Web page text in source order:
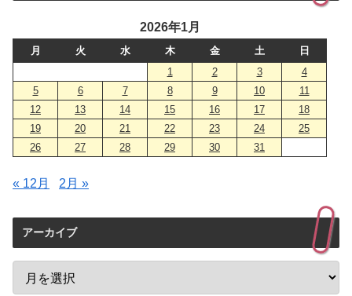
2026年1月
月 火 水 木 金 土
日
1
2 3
4
5
6 7 8 9 10
11
12
13 14 15 16 17
18
19
20 21 22 23 24
25
26
27 28 29 30 31
« 12月 2月 »
アーカイブ